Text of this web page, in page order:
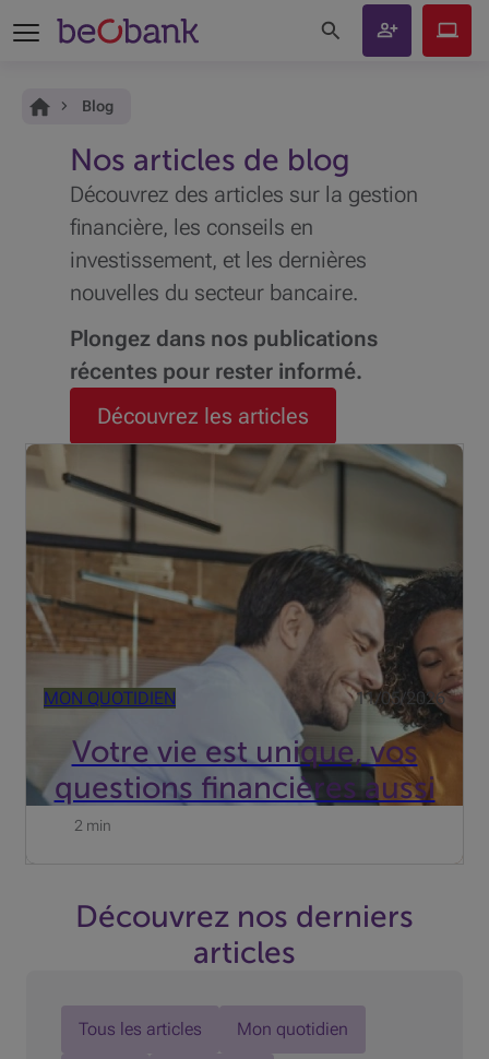
Vous êtes ici:
Accueil Blog
Nos articles de blog
Découvrez des articles sur la gestion
financière, les conseils en
investissement, et les dernières
nouvelles du secteur bancaire.
Plongez dans nos publications
récentes pour rester informé.
Découvrez les articles
MON QUOTIDIEN 11/05/2026
Votre vie est unique, vos
questions financières aussi
Votre conseiller Beobank est à votre écoute pour
répondre à toutes vos questions et préparer avec vous
vos projets d’avenir.
2 min
Découvrez nos derniers
articles
Tous les articles Mon quotidien